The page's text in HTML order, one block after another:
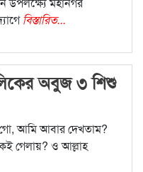
বিস্তারিত...
অবুজ ৩ শিশু
আমি আবার দেখতাম?
গেলায়? ও আল্লাহ